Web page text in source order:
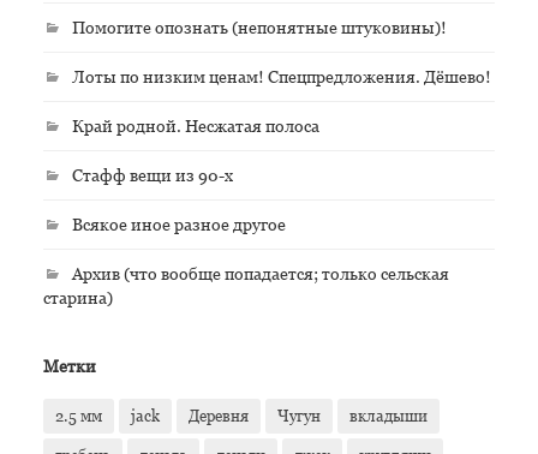
Помогите опознать (непонятные штуковины)!
Лоты по низким ценам! Спецпредложения. Дёшево!
Край родной. Несжатая полоса
Стафф вещи из 90-х
Всякое иное разное другое
Архив (что вообще попадается; только сельская
старина)
Метки
2.5 мм jack Деревня Чугун вкладыши